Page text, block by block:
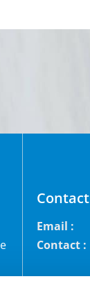
Contact
Email :
Contact :